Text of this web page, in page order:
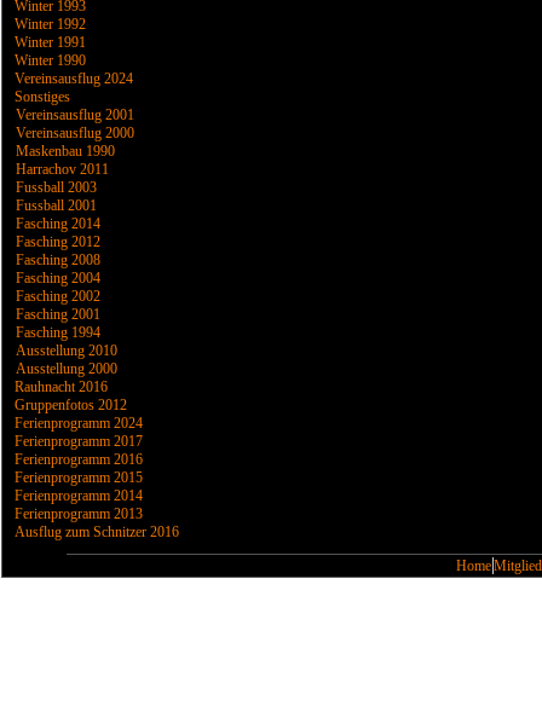
Winter 1993
Winter 1992
Winter 1991
Winter 1990
Vereinsausflug 2024
Sonstiges
Vereinsausflug 2001
Vereinsausflug 2000
Maskenbau 1990
Harrachov 2011
Fussball 2003
Fussball 2001
Fasching 2014
Fasching 2012
Fasching 2008
Fasching 2004
Fasching 2002
Fasching 2001
Fasching 1994
Ausstellung 2010
Ausstellung 2000
Rauhnacht 2016
Gruppenfotos 2012
Ferienprogramm 2024
Ferienprogramm 2017
Ferienprogramm 2016
Ferienprogramm 2015
Ferienprogramm 2014
Ferienprogramm 2013
Ausflug zum Schnitzer 2016
Home